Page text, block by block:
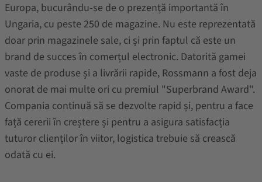
Europa, bucurându-se de o prezență importantă în
Ungaria, cu peste 250 de magazine. Nu este reprezentată
doar prin magazinele sale, ci și prin faptul că este un
brand de succes în comerțul electronic. Datorită gamei
vaste de produse și a livrării rapide, Rossmann a fost deja
onorat de mai multe ori cu premiul "Superbrand Award".
Compania continuă să se dezvolte rapid și, pentru a face
față cererii în creștere și pentru a asigura satisfacția
tuturor clienților în viitor, logistica trebuie să crească
odată cu ei.